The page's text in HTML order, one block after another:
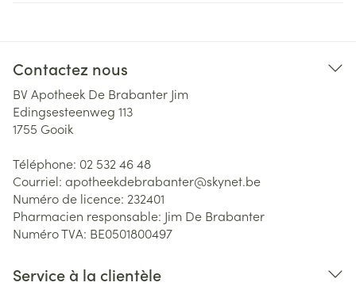
Contactez nous
BV Apotheek De Brabanter Jim
Edingsesteenweg 113
1755 Gooik
Téléphone: 02 532 46 48
Courriel: apotheekdebrabanter@skynet.be
Numéro de licence: 232401
Pharmacien responsable: Jim De Brabanter
Numéro TVA: BE0501800497
Service à la clientèle